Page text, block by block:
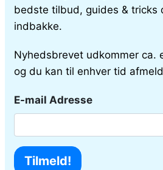
bedste tilbud, guides & tricks
indbakke.
Nyhedsbrevet udkommer ca.
og du kan til enhver tid
E-mail Adresse